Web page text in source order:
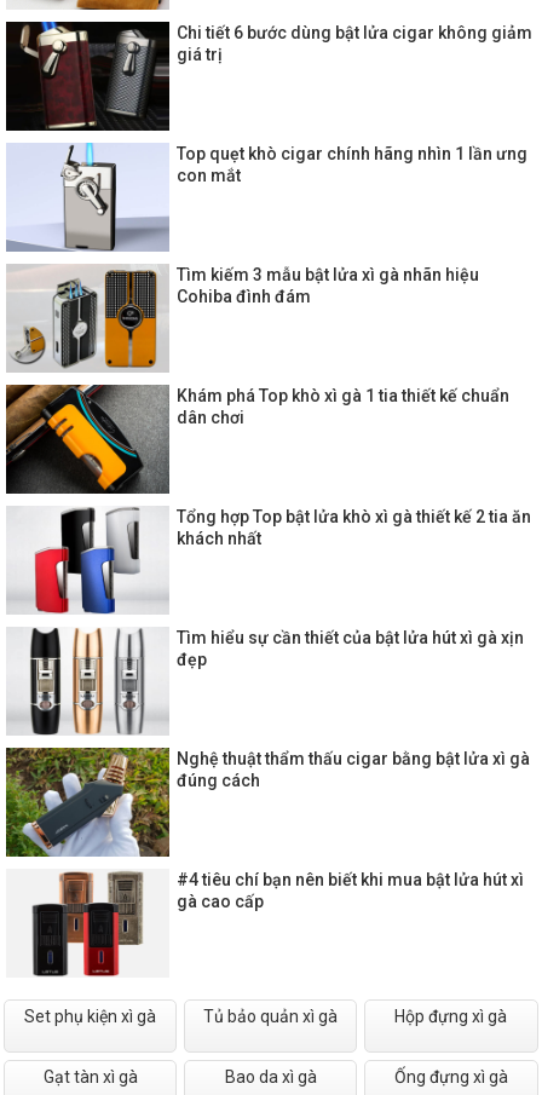
Chi tiết 6 bước dùng bật lửa cigar không giảm
giá trị
Top quẹt khò cigar chính hãng nhìn 1 lần ưng
con mắt
Tìm kiếm 3 mẫu bật lửa xì gà nhãn hiệu
Cohiba đình đám
Khám phá Top khò xì gà 1 tia thiết kế chuẩn
dân chơi
Tổng hợp Top bật lửa khò xì gà thiết kế 2 tia ăn
khách nhất
Tìm hiểu sự cần thiết của bật lửa hút xì gà xịn
đẹp
Nghệ thuật thẩm thấu cigar bằng bật lửa xì gà
đúng cách
#4 tiêu chí bạn nên biết khi mua bật lửa hút xì
gà cao cấp
Set phụ kiện xì gà Tủ bảo quản xì gà Hộp đựng xì gà
Gạt tàn xì gà Bao da xì gà Ống đựng xì gà